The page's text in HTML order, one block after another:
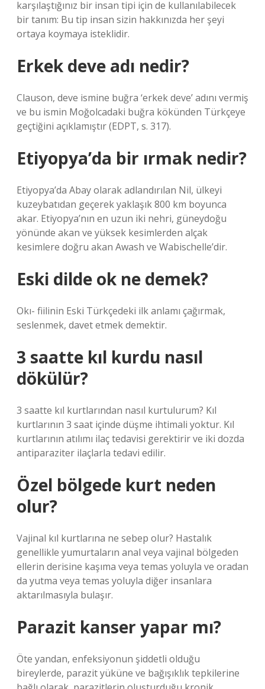
karşılaştığınız bir insan tipi için de kullanılabilecek
bir tanım: Bu tip insan sizin hakkınızda her şeyi
ortaya koymaya isteklidir.
Erkek deve adı nedir?
Clauson, deve ismine buğra ‘erkek deve’ adını vermiş
ve bu ismin Moğolcadaki buğra kökünden Türkçeye
geçtiğini açıklamıştır (EDPT, s. 317).
Etiyopya’da bir ırmak nedir?
Etiyopya’da Abay olarak adlandırılan Nil, ülkeyi
kuzeybatıdan geçerek yaklaşık 800 km boyunca
akar. Etiyopya’nın en uzun iki nehri, güneydoğu
yönünde akan ve yüksek kesimlerden alçak
kesimlere doğru akan Awash ve Wabischelle’dir.
Eski dilde ok ne demek?
Okı- fiilinin Eski Türkçedeki ilk anlamı çağırmak,
seslenmek, davet etmek demektir.
3 saatte kıl kurdu nasıl
dökülür?
3 saatte kıl kurtlarından nasıl kurtulurum? Kıl
kurtlarının 3 saat içinde düşme ihtimali yoktur. Kıl
kurtlarının atılımı ilaç tedavisi gerektirir ve iki dozda
antiparaziter ilaçlarla tedavi edilir.
Özel bölgede kurt neden
olur?
Vajinal kıl kurtlarına ne sebep olur? Hastalık
genellikle yumurtaların anal veya vajinal bölgeden
ellerin derisine kaşıma veya temas yoluyla ve oradan
da yutma veya temas yoluyla diğer insanlara
aktarılmasıyla bulaşır.
Parazit kanser yapar mı?
Öte yandan, enfeksiyonun şiddetli olduğu
bireylerde, parazit yüküne ve bağışıklık tepkilerine